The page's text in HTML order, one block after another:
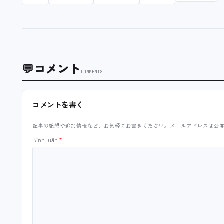
💬コメント COMMENTS
コメントを書く
記事の感想や追加情報など、お気軽にお書きください。メールアドレスは公開
Bình luận *